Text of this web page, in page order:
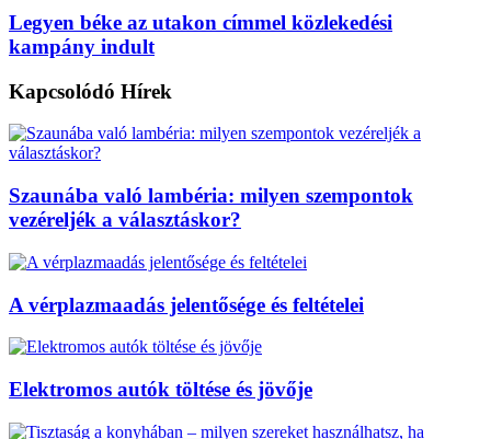
Legyen béke az utakon címmel közlekedési
kampány indult
Kapcsolódó Hírek
Szaunába való lambéria: milyen szempontok
vezéreljék a választáskor?
A vérplazmaadás jelentősége és feltételei
Elektromos autók töltése és jövője